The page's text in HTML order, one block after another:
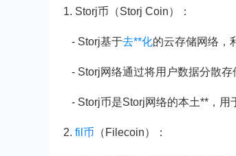
1. Storj币（Storj Coin）：
- Storj基于去**化的云存储网络，
- Storj网络通过将用户数据分散存
- Storj币是Storj网络的本土**，用
2. fil币 （Filecoin）：